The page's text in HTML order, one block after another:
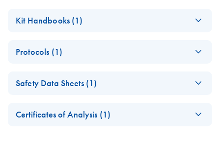
Kit Handbooks (1)
Residual DNA
Handbook
probes
Protocols (1)
DNA Detection Kits
Safety Data Sheets (1)
Certificates of Analysis (1)